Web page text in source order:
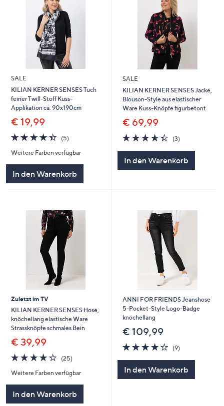
SALE
KILIAN KERNER SENSES Tuch
feiner Twill-Stoff Kuss-
Applikation ca. 90x190cm
€ 19,99
4.4
von
5
(5)
Weitere Farben verfügbar
In den Warenkorb
SALE
KILIAN KERNER SENSES Jacke,
Blouson-Style aus elastischer
Ware Kuss-Knöpfe figurbetont
€ 69,99
4.3
von
(3)
In den Warenkorb
Zuletzt im TV
KILIAN KERNER SENSES Hose,
knöchellang elastische Ware
Strassknöpfe schmales Bein
€ 39,99
4.3
von
5
(25)25
Weitere Farben verfügbar
In den Warenkorb
ANNI FOR FRIENDS Jeanshose
5-Pocket-Style Logo-Badge
knöchellang
€ 109,99
4.2
von
(9)9
In den Warenkorb